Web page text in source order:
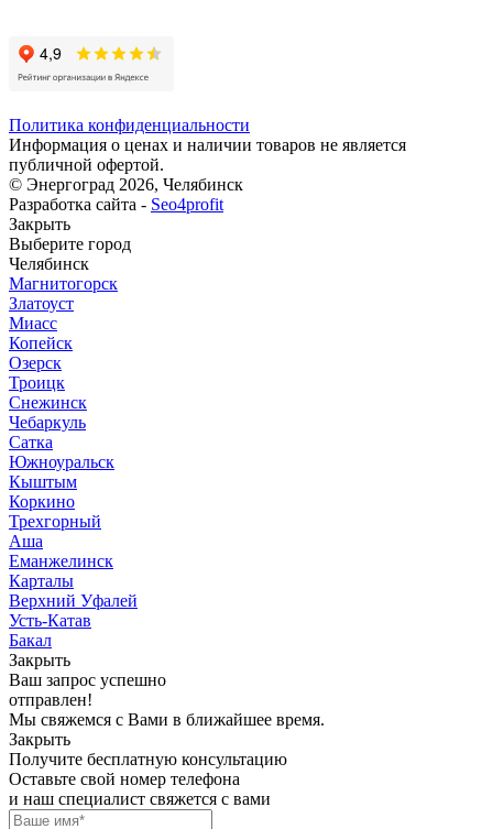
Политика конфиденциальности
Информация о ценах и наличии товаров не является
публичной офертой.
© Энергоград 2026, Челябинск
Разработка сайта - Seo4profit
Закрыть
Выберите город
Челябинск
Магнитогорск
Златоуст
Миасс
Копейск
Озерск
Троицк
Снежинск
Чебаркуль
Сатка
Южноуральск
Кыштым
Коркино
Трехгорный
Аша
Еманжелинск
Карталы
Верхний Уфалей
Усть-Катав
Бакал
Закрыть
Ваш запрос успешно
отправлен!
Мы свяжемся с Вами в ближайшее время.
Закрыть
Получите бесплатную консультацию
Оставьте свой номер телефона
и наш специалист свяжется с вами